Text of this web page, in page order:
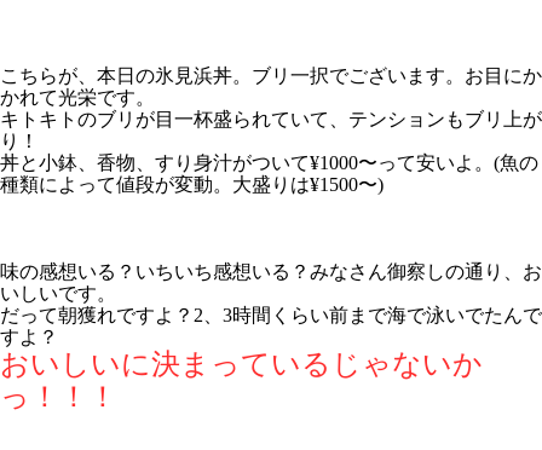
こちらが、本日の氷見浜丼。ブリ一択でございます。お目にか
かれて光栄です。
キトキトのブリが目一杯盛られていて、テンションもブリ上が
り！
丼と小鉢、香物、すり身汁がついて¥1000〜って安いよ。(魚の
種類によって値段が変動。大盛りは¥1500〜)
味の感想いる？いちいち感想いる？みなさん御察しの通り、お
いしいです。
だって朝獲れですよ？2、3時間くらい前まで海で泳いでたんで
すよ？
おいしいに決まっているじゃないか
っ！！！